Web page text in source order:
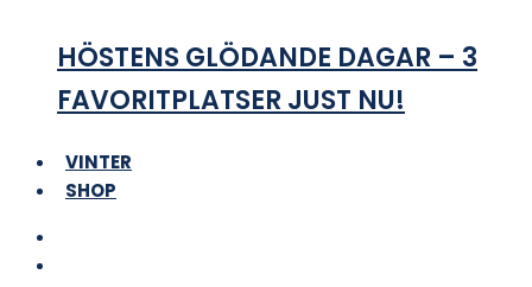
HÖSTENS GLÖDANDE DAGAR – 3
FAVORITPLATSER JUST NU!
VINTER
SHOP